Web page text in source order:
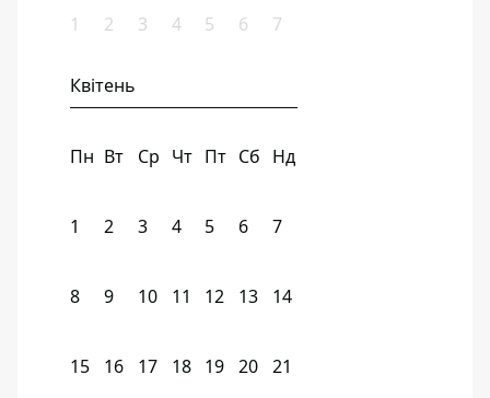
1 2 3 4 5 6 7
Квітень
Пн Вт Ср Чт Пт Сб Нд
1 2 3 4 5 6 7
8 9 10 11 12 13 14
15 16 17 18 19 20 21